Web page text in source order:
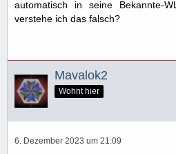
automatisch in seine Bekannte-
verstehe ich das falsch?
Mavalok2
Wohnt hier
6. Dezember 2023 um 21:09